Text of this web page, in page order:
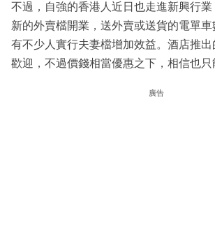
不過，自強的香港人近日也走進新興行
新的外賣檔開業，送外賣或送貨的電單
有不少人實行夫妻檔增加效益。酒店推
歡迎，不過價錢相當優惠之下，相信也只
廣告